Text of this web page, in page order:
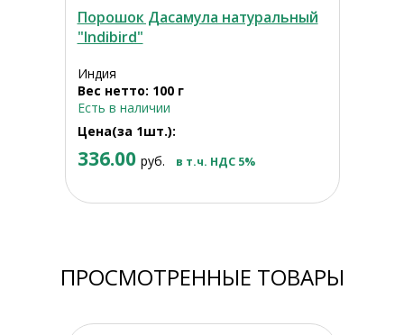
Порошок Дасамула натуральный
"Indibird"
Индия
Вес нетто: 100 г
Есть в наличии
Цена(за 1шт.):
336.00 руб. в т.ч. НДС 5%
ПРОСМОТРЕННЫЕ ТОВАРЫ